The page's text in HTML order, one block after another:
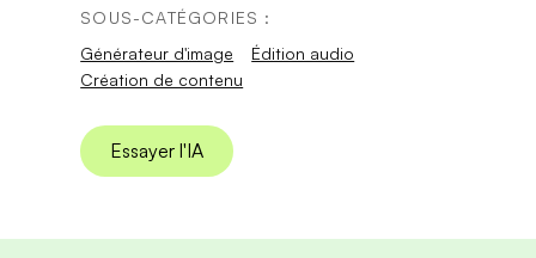
SOUS-CATÉGORIES :
Générateur d'image
Édition audio
Création de contenu
Essayer l'IA